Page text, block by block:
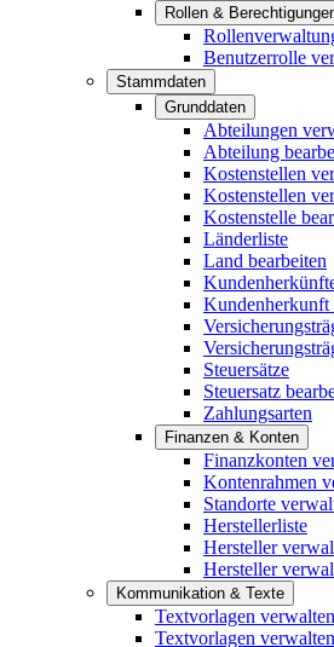
Rollen &
Benutzerrolle
Stammdaten
Grunddaten
Abteilungen
Abteilung
Kostenstellen
Kostenstellen
Kostenstelle
Länderliste
Land bearbeiten
Kundenherkunft
Steuersätze
Steuersatz
Zahlungsarten
Finanzen & Konten
Finanzkonten
Kontenrahmen
Standorte
Herstellerliste
Hersteller
Hersteller
Kommunikation & Texte
Textvorlagen verwalten
Textvorlagen verwalten